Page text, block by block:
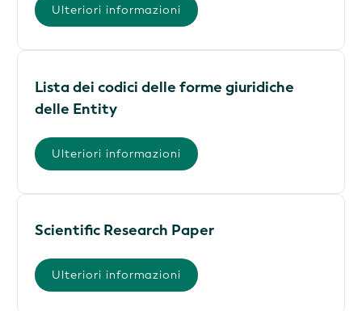
Ulteriori informazioni
Lista dei codici delle forme giuridiche
delle Entity
Ulteriori informazioni
Scientific Research Paper
Ulteriori informazioni